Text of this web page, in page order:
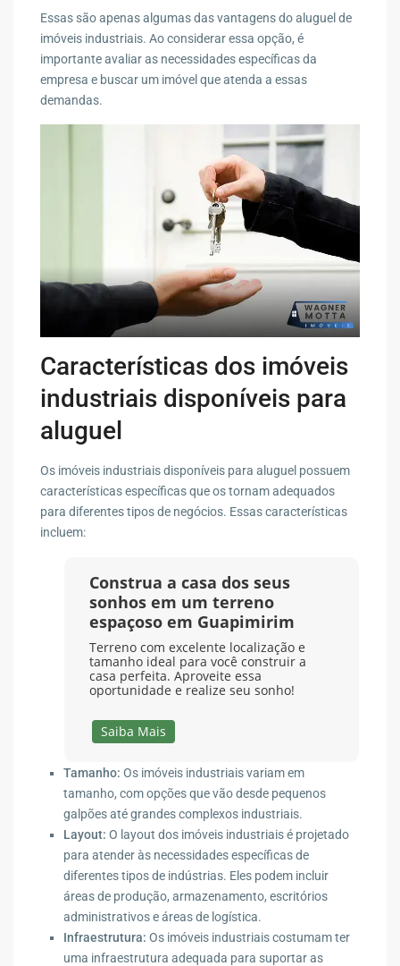
Essas são apenas algumas das vantagens do aluguel de
imóveis industriais. Ao considerar essa opção, é
importante avaliar as necessidades específicas da
empresa e buscar um imóvel que atenda a essas
demandas.
Características dos imóveis
industriais disponíveis para
aluguel
Os imóveis industriais disponíveis para aluguel possuem
características específicas que os tornam adequados
para diferentes tipos de negócios. Essas características
incluem:
Construa a casa dos seus
sonhos em um terreno
espaçoso em Guapimirim
Terreno com excelente localização e
tamanho ideal para você construir a
casa perfeita. Aproveite essa
oportunidade e realize seu sonho!
Saiba Mais
Tamanho: Os imóveis industriais variam em
tamanho, com opções que vão desde pequenos
galpões até grandes complexos industriais.
Layout: O layout dos imóveis industriais é projetado
para atender às necessidades específicas de
diferentes tipos de indústrias. Eles podem incluir
áreas de produção, armazenamento, escritórios
administrativos e áreas de logística.
Infraestrutura: Os imóveis industriais costumam ter
uma infraestrutura adequada para suportar as